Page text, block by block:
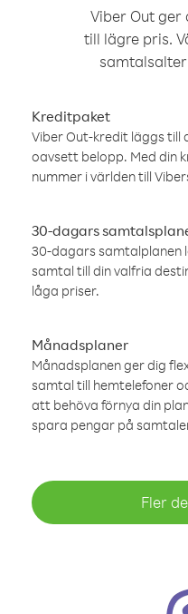
Viber Out
till lägre pris.
Kreditpaket
Viber Out-kredit läggs till
oavsett belopp. Med din
nummer i världen till
30-dagars
30-dagars samtalplanen
samtal till din valfria
låga priser.
Månadsplaner
Månadsplanen ger dig
samtal till hemtelefoner
att behöva förnya din
spara pengar på
Fler